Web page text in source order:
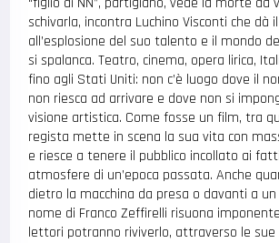
schivarla, incontra Luchino Visconti che dà
all’esplosione del suo talento e il mondo
si spalanca. Teatro, cinema, opera lirica,
fino agli Stati Uniti: non c’è luogo dove il
non riesca ad arrivare e dove non si
visione artistica. Come fosse un film, tra
regista mette in scena la sua vita con
e riesce a tenere il pubblico incollato ai
atmosfere di un’epoca passata. Anche
dietro la macchina da presa o davanti a un
nome di Franco Zeffirelli risuona
lettori potranno riviverlo, attraverso le sue